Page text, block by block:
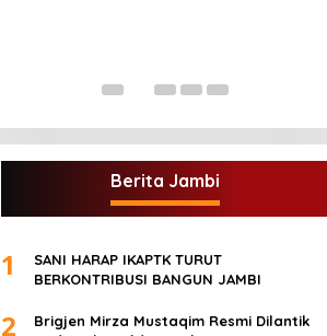
Berita Jambi
1
SANI HARAP IKAPTK TURUT
BERKONTRIBUSI BANGUN JAMBI
2
Brigjen Mirza Mustaqim Resmi Dilantik